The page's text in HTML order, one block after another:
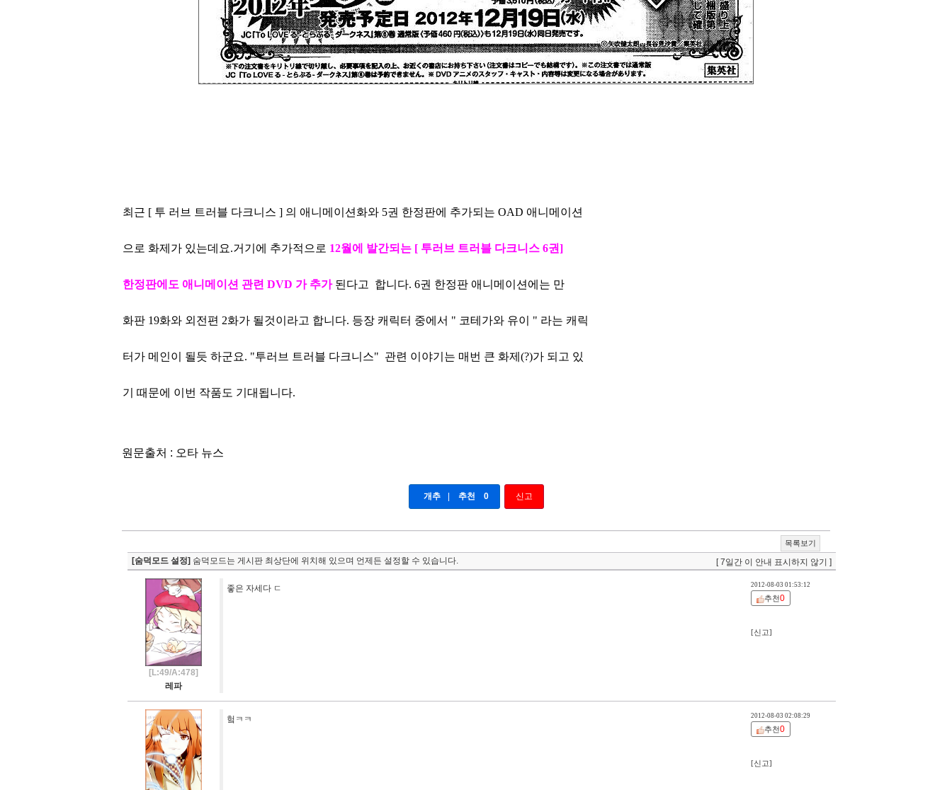
최근 [ 투 러브 트러블 다크니스 ] 의 애니메이션화와 5권 한정판에 추가되는 OAD 애니메이션
으로 화제가 있는데요.거기에 추가적으로 12월에 발간되는 [ 투러브 트러블 다크니스 6권]
한정판에도 애니메이션 관련 DVD 가 추가 된다고 합니다. 6권 한정판 애니메이션에는 만
화판 19화와 외전편 2화가 될것이라고 합니다. 등장 캐릭터 중에서 " 코테가와 유이 " 라는 캐릭
터가 메 인이 될듯 하군요. "투러브 트러블 다크니스" 관련 이야기는 매번 큰 화제(?)가 되고 있
기 때문에 이번 작품도 기대됩니다.
원문출처 : 오타 뉴스
개추 추천 0 신고
목록보기
[숨덕모드 설정] 숨덕모드는 게시판 최상단에 위치해 있으며 언제든 설정할 수 있습니다. [ 7일간 이 안내 표시하지 않기 ]
[L:49/A:478]
레파
좋은 자세다 ㄷ 2012-08-03 01:53:12
추천0
[신고]
헠ㅋㅋ 2012-08-03 02:08:29
추천0
[신고]